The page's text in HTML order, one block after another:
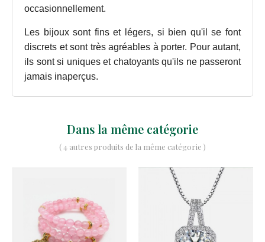
occasionnellement.
Les bijoux sont fins et légers, si bien qu'il se font
discrets et sont très agréables à porter. Pour autant,
ils sont si uniques et chatoyants qu'ils ne passeront
jamais inaperçus.
Dans la même catégorie
( 4 autres produits de la même catégorie )